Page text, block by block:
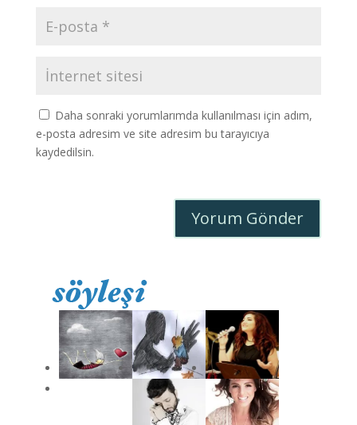
Daha sonraki yorumlarımda kullanılması için adım,
e-posta adresim ve site adresim bu tarayıcıya
kaydedilsin.